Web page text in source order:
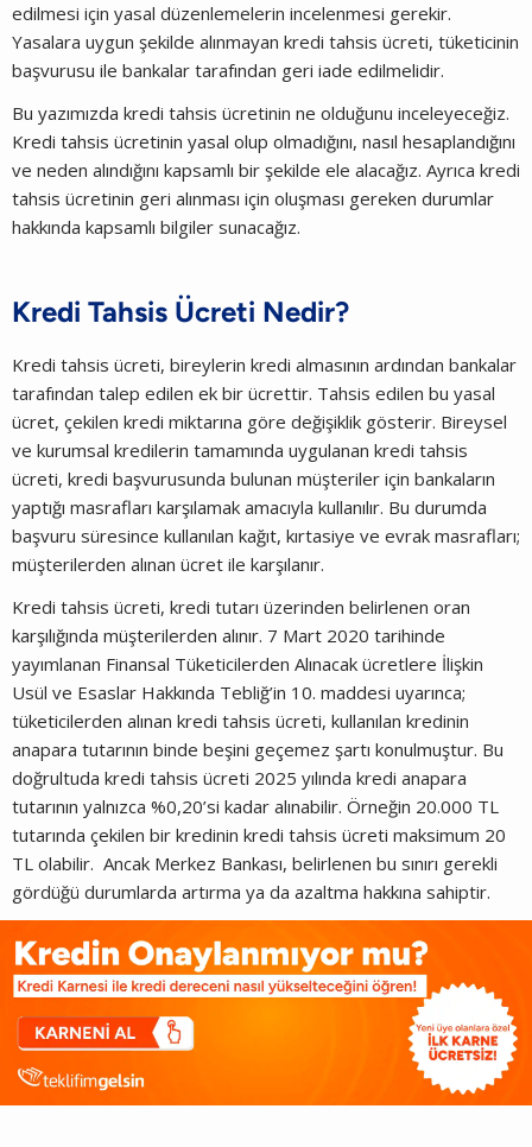
edilmesi için yasal düzenlemelerin incelenmesi gerekir.
Yasalara uygun şekilde alınmayan kredi tahsis ücreti, tüketicinin
başvurusu ile bankalar tarafından geri iade edilmelidir.
Bu yazımızda kredi tahsis ücretinin ne olduğunu inceleyeceğiz.
Kredi tahsis ücretinin yasal olup olmadığını, nasıl hesaplandığını
ve neden alındığını kapsamlı bir şekilde ele alacağız. Ayrıca kredi
tahsis ücretinin geri alınması için oluşması gereken durumlar
hakkında kapsamlı bilgiler sunacağız.
Kredi Tahsis Ücreti Nedir?
Kredi tahsis ücreti, bireylerin kredi almasının ardından bankalar
tarafından talep edilen ek bir ücrettir. Tahsis edilen bu yasal
ücret, çekilen kredi miktarına göre değişiklik gösterir. Bireysel
ve kurumsal kredilerin tamamında uygulanan kredi tahsis
ücreti, kredi başvurusunda bulunan müşteriler için bankaların
yaptığı masrafları karşılamak amacıyla kullanılır. Bu durumda
başvuru süresince kullanılan kağıt, kırtasiye ve evrak masrafları;
müşterilerden alınan ücret ile karşılanır.
Kredi tahsis ücreti, kredi tutarı üzerinden belirlenen oran
karşılığında müşterilerden alınır. 7 Mart 2020 tarihinde
yayımlanan Finansal Tüketicilerden Alınacak ücretlere İlişkin
Usül ve Esaslar Hakkında Tebliğ’in 10. maddesi uyarınca;
tüketicilerden alınan kredi tahsis ücreti, kullanılan kredinin
anapara tutarının binde beşini geçemez şartı konulmuştur. Bu
doğrultuda kredi tahsis ücreti 2025 yılında kredi anapara
tutarının yalnızca %0,20’si kadar alınabilir. Örneğin 20.000 TL
tutarında çekilen bir kredinin kredi tahsis ücreti maksimum 20
TL olabilir. Ancak Merkez Bankası, belirlenen bu sınırı gerekli
gördüğü durumlarda artırma ya da azaltma hakkına sahiptir.